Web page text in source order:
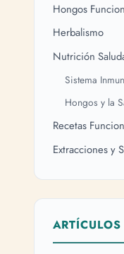
Hongos
Herbalismo
Nutrición
Sistema
Hongos y la
Recetas
Extracciones y